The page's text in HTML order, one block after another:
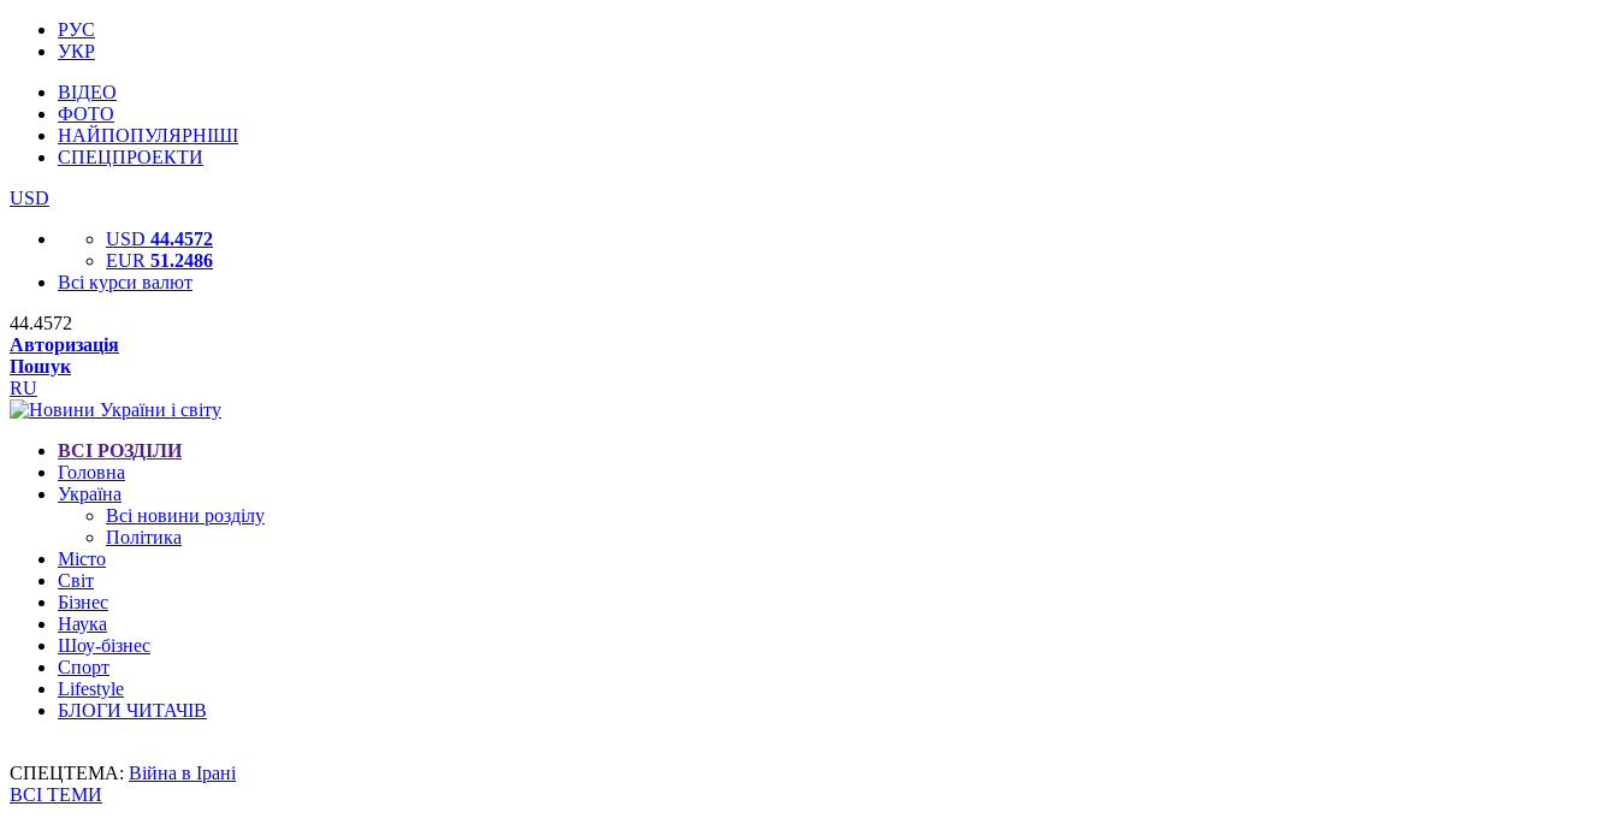
РУС
УКР
ВІДЕО
ФОТО
НАЙПОПУЛЯРНІШІ
СПЕЦПРОЕКТИ
USD
USD 44.4572
EUR 51.2486
Всі курси валют
44.4572
Авторизація
Пошук
RU
ВСІ РОЗДІЛИ
Головна
Україна
Всі новини розділу
Політика
Місто
Світ
Бізнес
Наука
Шоу-бізнес
Спорт
Lifestyle
БЛОГИ ЧИТАЧІВ
СПЕЦТЕМА: Війна в Ірані
ВСІ ТЕМИ